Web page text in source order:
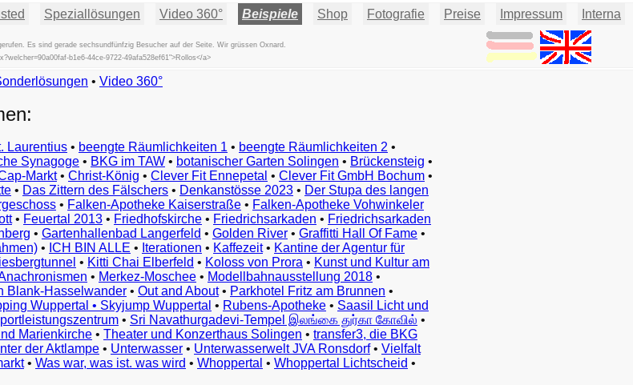
Speziallösungen Video 360° Beispiele Shop Fotografie Preise Impressum Interna
Es sind gerade sechsundfünfzig Besucher auf der Seite. Wir grüssen Oxnard.
b1e6-44ce-9722-49afa528ef61">Rollos</a>
• Video 360°
Laurentius • beengte Räumlichkeiten 1 • beengte Räumlichkeiten 2 •
Synagoge • BKG im TAW • botanischer Garten Solingen • Brückensteig •
Markt• Christ-König • Clever Fit Ennepetal • Clever Fit GmbH Bochum •
• Das Zittern des Fälschers • Denkanstösse 2023 • Der Stupa des langen
• Falken-Apotheke Kaiserstraße • Falken-Apotheke Vohwinkeler
• Feuertal 2013 • Friedhofskirche • Friedrichsarkaden • Friedrichsarkaden
• Gartenhallenbad Langerfeld • Golden River • Graffitti Hall Of Fame •
• ICH BIN ALLE • Iterationen • Kaffezeit• Kantine der Agentur für
• Kitti Chai Elberfeld • Koloss von Prora • Kunst und Kultur am
• Merkez-Moschee • Modellbahnausstellung 2018 •
Blank-Hasselwander • Out and About• Parkhotel Fritz am Brunnen •
Wuppertal • Skyjump Wuppertal • Rubens-Apotheke • Saasil Licht und
• Sri Navathurgadevi-Tempel இலங்கை துர்கா கோவில் •
Marienkirche • Theater und Konzerthaus Solingen • transfer3, die BKG
der Aktlampe • Unterwasser • Unterwasserwelt JVA Ronsdorf• Vielfalt
• Was war, was ist. was wird • Whoppertal • Whoppertal Lichtscheid •